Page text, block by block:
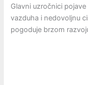
Glavni uzročnici
vazduha i nedovoljnu
pogoduje brzom